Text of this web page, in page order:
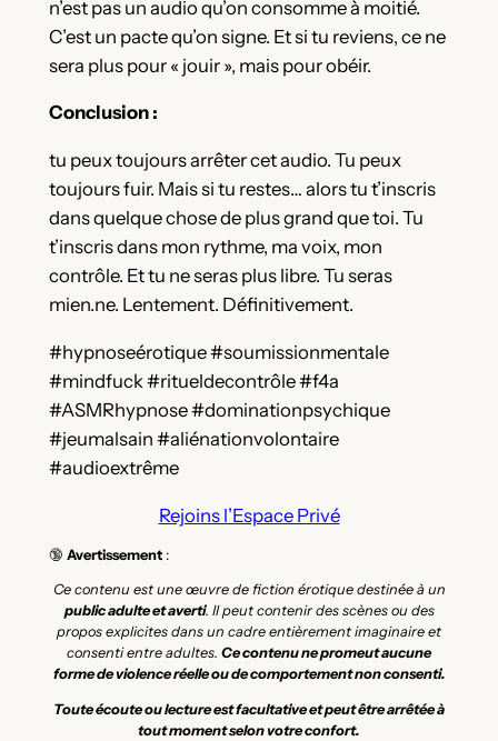
n’est pas un audio qu’on consomme à moitié.
C’est un pacte qu’on signe. Et si tu reviens, ce ne
sera plus pour « jouir », mais pour obéir.
Conclusion :
tu peux toujours arrêter cet audio. Tu peux
toujours fuir. Mais si tu restes… alors tu t’inscris
dans quelque chose de plus grand que toi. Tu
t’inscris dans mon rythme, ma voix, mon
contrôle. Et tu ne seras plus libre. Tu seras
mien.ne. Lentement. Définitivement.
#hypnoseérotique #soumissionmentale
#mindfuck #ritueldecontrôle #f4a
#ASMRhypnose #dominationpsychique
#jeumalsain #aliénationvolontaire
#audioextrême
Rejoins l’Espace Privé
🔞 Avertissement:
Ce contenu est une œuvre de fiction érotique destinée à un
public adulte et averti. Il peut contenir des scènes ou des
propos explicites dans un cadre entièrement imaginaire et
consenti entre adultes. Ce contenu ne promeut aucune
forme de violence réelle ou de comportement non consenti.
Toute écoute ou lecture est facultative et peut être arrêtée à
tout moment selon votre confort.